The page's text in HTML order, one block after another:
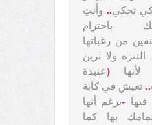
كي تحكي.. وأنتِ
باحترام
من رغباتها
ولا ترين
لأنها (عنيدة
.. تعيش في كآبة
-برغم أنها
بها كما